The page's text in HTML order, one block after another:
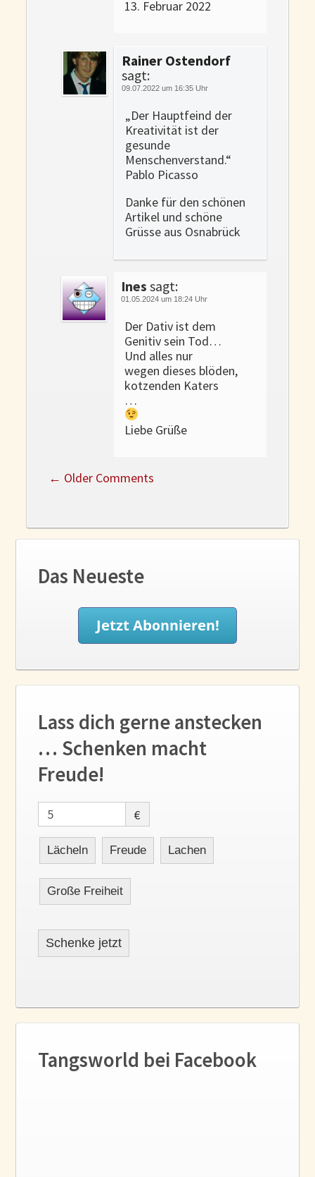
13. Februar 2022
Rainer Ostendorf
sagt:
09.07.2022 um 16:35 Uhr
„Der Hauptfeind der
Kreativität ist der
gesunde
Menschenverstand.“
Pablo Picasso
Danke für den schönen
Artikel und schöne
Grüsse aus Osnabrück
Ines sagt:
01.05.2024 um 18:24 Uhr
Der Dativ ist dem
Genitiv sein Tod…
Und alles nur
wegen dieses blöden,
kotzenden Katers
…
Liebe Grüße
← Older Comments
Das Neueste
Lass dich gerne anstecken
… Schenken macht
Freude!
€
Lächeln Freude Lachen
Große Freiheit
Schenke jetzt
Tangsworld bei Facebook